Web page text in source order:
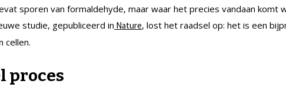
sporen van formaldehyde, maar waar het precies vandaan komt
studie, gepubliceerd in Nature, lost het raadsel op: het is een
cellen.
proces